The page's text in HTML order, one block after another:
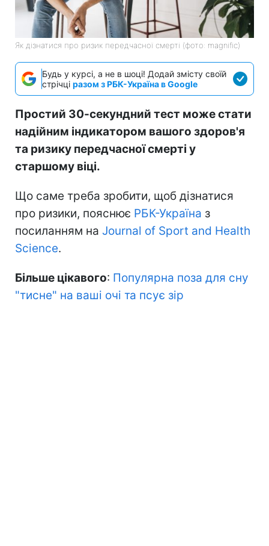
Як дізнатися про ризик передчасної смерті (фото: magnific)
Будь у курсі, а не в шоці! Додай змісту своїй
стрічці разом з РБК-Україна в Google
Простий 30-секундний тест може стати
надійним індикатором вашого здоров'я
та ризику передчасної смерті у
старшому віці.
Що саме треба зробити, щоб дізнатися
про ризики, пояснює РБК-Україна з
посиланням на Journal of Sport and Health
Science.
Більше цікавого: Популярна поза для сну
"тисне" на ваші очі та псує зір